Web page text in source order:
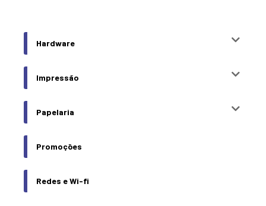
Hardware
Impressão
Papelaria
Promoções
Redes e Wi-fi